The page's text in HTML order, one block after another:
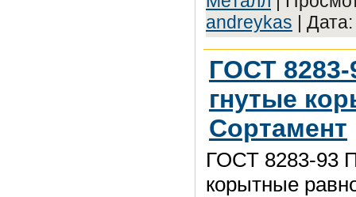
andreykas |
ГОСТ
гнутые
Сортамент
ГОСТ 8283-93
корытные